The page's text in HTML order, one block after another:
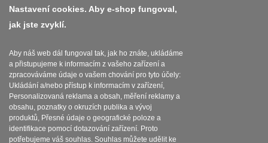
Seburo SUBAJA
Damascus 180mm +
Šéfkuchařský nůž
Seburo SUBAJA
Damascus 250mm
SKLADEM
Nastavení cookies. Aby e-shop fungoval,
jak jste zvyklí.
Aby náš web dál fungoval tak, jak ho znáte, ukládáme
a přistupujeme k informacím z vašeho zařízení a
zpracováváme údaje o vašem chování pro tyto účely:
Ukládání a/nebo přístup k informacím v zařízení,
Personalizovaná reklama a obsah, měření reklamy a
obsahu, poznatky o okruzích publika a vývoj
produktů, Přesné údaje o geografické poloze a
identifikace pomocí dotazování zařízení. Proto
potřebujeme váš souhlas. Souhlas můžete udělit ke